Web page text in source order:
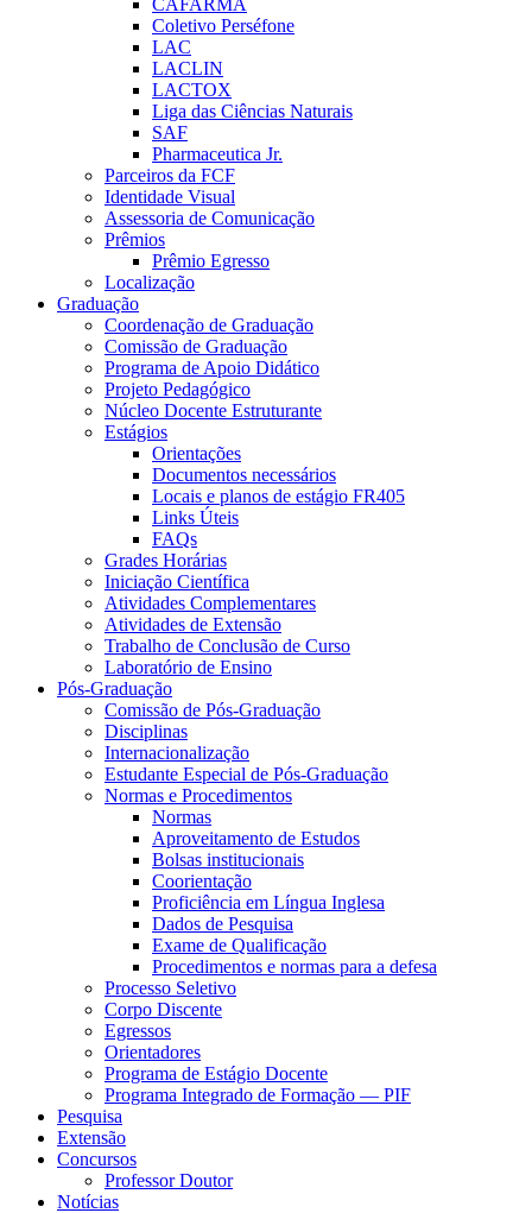
CAFARMA
Coletivo Perséfone
LAC
LACLIN
LACTOX
Liga das Ciências Naturais
SAF
Pharmaceutica Jr.
Parceiros da FCF
Identidade Visual
Assessoria de Comunicação
Prêmios
Prêmio Egresso
Localização
Graduação
Coordenação de Graduação
Comissão de Graduação
Programa de Apoio Didático
Projeto Pedagógico
Núcleo Docente Estruturante
Estágios
Orientações
Documentos necessários
Locais e planos de estágio FR405
Links Úteis
FAQs
Grades Horárias
Iniciação Científica
Atividades Complementares
Atividades de Extensão
Trabalho de Conclusão de Curso
Laboratório de Ensino
Pós-Graduação
Comissão de Pós-Graduação
Disciplinas
Internacionalização
Estudante Especial de Pós-Graduação
Normas e Procedimentos
Normas
Aproveitamento de Estudos
Bolsas institucionais
Coorientação
Proficiência em Língua Inglesa
Dados de Pesquisa
Exame de Qualificação
Procedimentos e normas para a defesa
Processo Seletivo
Corpo Discente
Egressos
Orientadores
Programa de Estágio Docente
Programa Integrado de Formação — PIF
Pesquisa
Extensão
Concursos
Professor Doutor
Notícias